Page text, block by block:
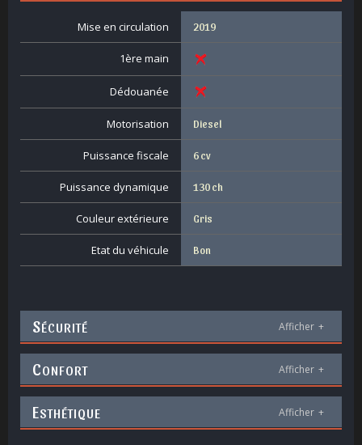
Mise en circulation 2019
1ère main
Dédouanée
Motorisation Diesel
Puissance fiscale 6 cv
Puissance dynamique 130 ch
Couleur extérieure Gris
Etat du véhicule Bon
SÉCURITÉ Afficher +
CONFORT Afficher +
ESTHÉTIQUE Afficher +